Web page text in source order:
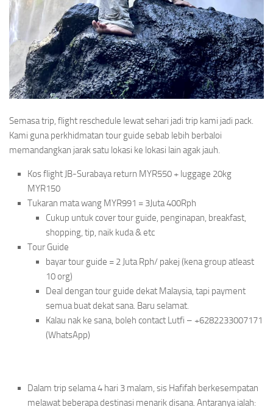
Semasa trip, flight reschedule lewat sehari jadi trip kami jadi pack.
Kami guna perkhidmatan tour guide sebab lebih berbaloi
memandangkan jarak satu lokasi ke lokasi lain agak jauh.
Kos flight JB-Surabaya return MYR550 + luggage 20kg
MYR150
Tukaran mata wang MYR991 = 3Juta 400Rph
Cukup untuk cover tour guide, penginapan, breakfast,
shopping, tip, naik kuda & etc
Tour Guide
bayar tour guide = 2 Juta Rph/ pakej (kena group atleast
10 org)
Deal dengan tour guide dekat Malaysia, tapi payment
semua buat dekat sana. Baru selamat.
Kalau nak ke sana, boleh contact Lutfi – +6282233007171
(WhatsApp)
Dalam trip selama 4 hari 3 malam, sis Hafifah berkesempatan
melawat beberapa destinasi menarik disana. Antaranya ialah: